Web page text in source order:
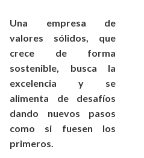
Una empresa de
valores sólidos, que
crece de forma
sostenible, busca la
excelencia y se
alimenta de desafíos
dando nuevos pasos
como si fuesen los
primeros.